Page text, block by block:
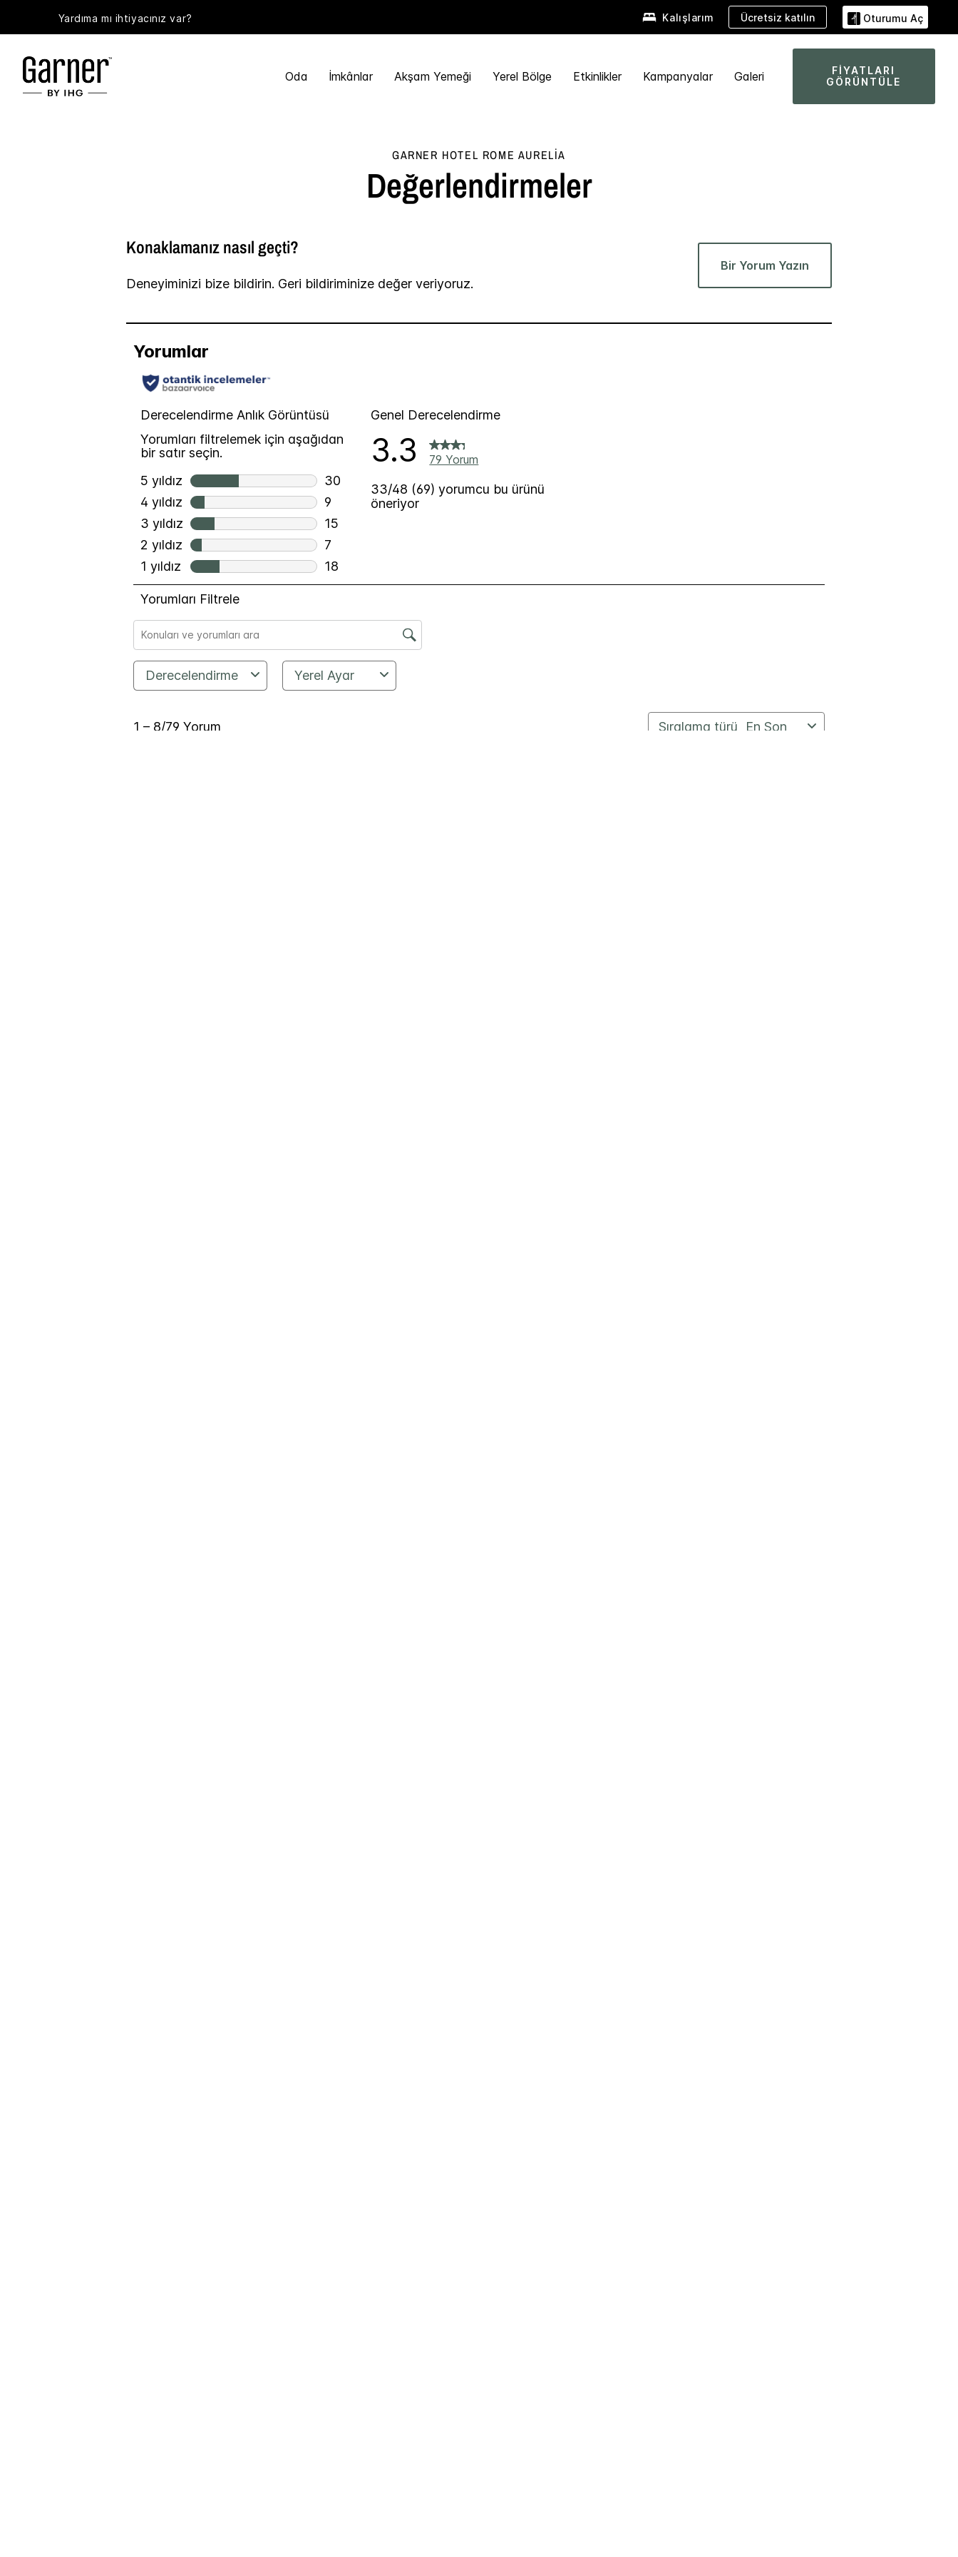
Yardıma mı ihtiyacınız var? Kalışlarım Ücretsiz katılın Oturumu Aç
Oda İmkânlar Akşam Yemeği Yerel Bölge Etkinlikler Kampanyalar Galeri
FIYATLARI
GÖRÜNTÜLE
GARNER HOTEL ROME AURELIA
Değerlendirmeler
Konaklamanız nasıl geçti?
Deneyiminizi bize bildirin. Geri bildiriminize değer veriyoruz.
Bir Yorum Yazın